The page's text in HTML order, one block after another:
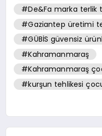
#De&Fa marka terlik
#Gaziantep üretimi
#GÜBİS güvensiz
#Kahramanmaraş
#Kahramanmaraş
#kurşun tehlikesi